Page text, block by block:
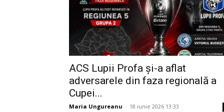
ACS Lupii Profa și-a aflat
adversarele din faza regională a
Cupei...
Maria Ungureanu - 18 iunie 2026 13:33